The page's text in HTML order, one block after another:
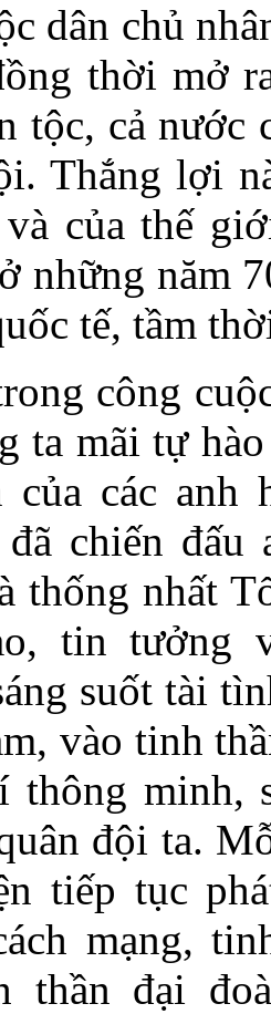
dân chủ
thời mở
tộc, cả nước
Thắng lợi
của thế
những năm
tế, tầm
công
ta mãi tự
các anh
chiến đấu
thống nhất
tin tưởng
suốt tài
vào tinh
thông minh,
đội ta.
tiếp tục
mạng,
thần đại